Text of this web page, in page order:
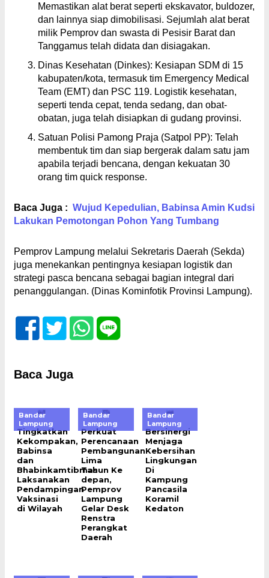
Memastikan alat berat seperti ekskavator, buldozer,
dan lainnya siap dimobilisasi. Sejumlah alat berat
milik Pemprov dan swasta di Pesisir Barat dan
Tanggamus telah didata dan disiagakan.
Dinas Kesehatan (Dinkes): Kesiapan SDM di 15
kabupaten/kota, termasuk tim Emergency Medical
Team (EMT) dan PSC 119. Logistik kesehatan,
seperti tenda cepat, tenda sedang, dan obat-
obatan, juga telah disiapkan di gudang provinsi.
Satuan Polisi Pamong Praja (Satpol PP): Telah
membentuk tim dan siap bergerak dalam satu jam
apabila terjadi bencana, dengan kekuatan 30
orang tim quick response.
Baca Juga : Wujud Kepedulian, Babinsa Amin Kudsi
Lakukan Pemotongan Pohon Yang Tumbang
Pemprov Lampung melalui Sekretaris Daerah (Sekda)
juga menekankan pentingnya kesiapan logistik dan
strategi pasca bencana sebagai bagian integral dari
penanggulangan. (Dinas Kominfotik Provinsi Lampung).
Baca Juga
Bandar
Lampung
Tingkatkan
Kekompakan,
Babinsa
dan
Bhabinkamtibmas
Laksanakan
Pendampingan
Vaksinasi
di Wilayah
Bandar
Lampung
Perkuat
Perencanaan
Pembangunan
Lima
Tahun Ke
depan,
Pemprov
Lampung
Gelar Desk
Renstra
Perangkat
Daerah
Bandar
Lampung
Bersinergi
Menjaga
Kebersihan
Lingkungan
Di
Kampung
Pancasila
Koramil
Kedaton